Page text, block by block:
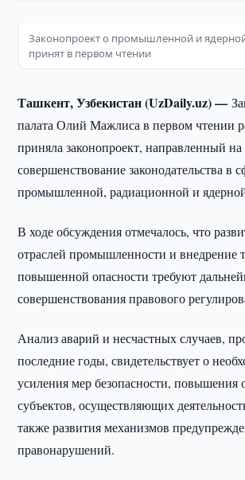
Законопроект о промышленной и
принят в первом чтении
Ташкент, Узбекистан (UzDaily.uz) —
палата Олий Мажлиса в первом чтении
приняла законопроект, направленный на
совершенствование законодательства в
промышленной, радиационной и
В ходе обсуждения отмечалось, что
отраслей промышленности и внедрение
повышенной опасности требуют
совершенствования правового
Анализ аварий и несчастных случаев,
последние годы, свидетельствует о
усиления мер безопасности, повышения
субъектов, осуществляющих
также развития механизмов
правонарушений.